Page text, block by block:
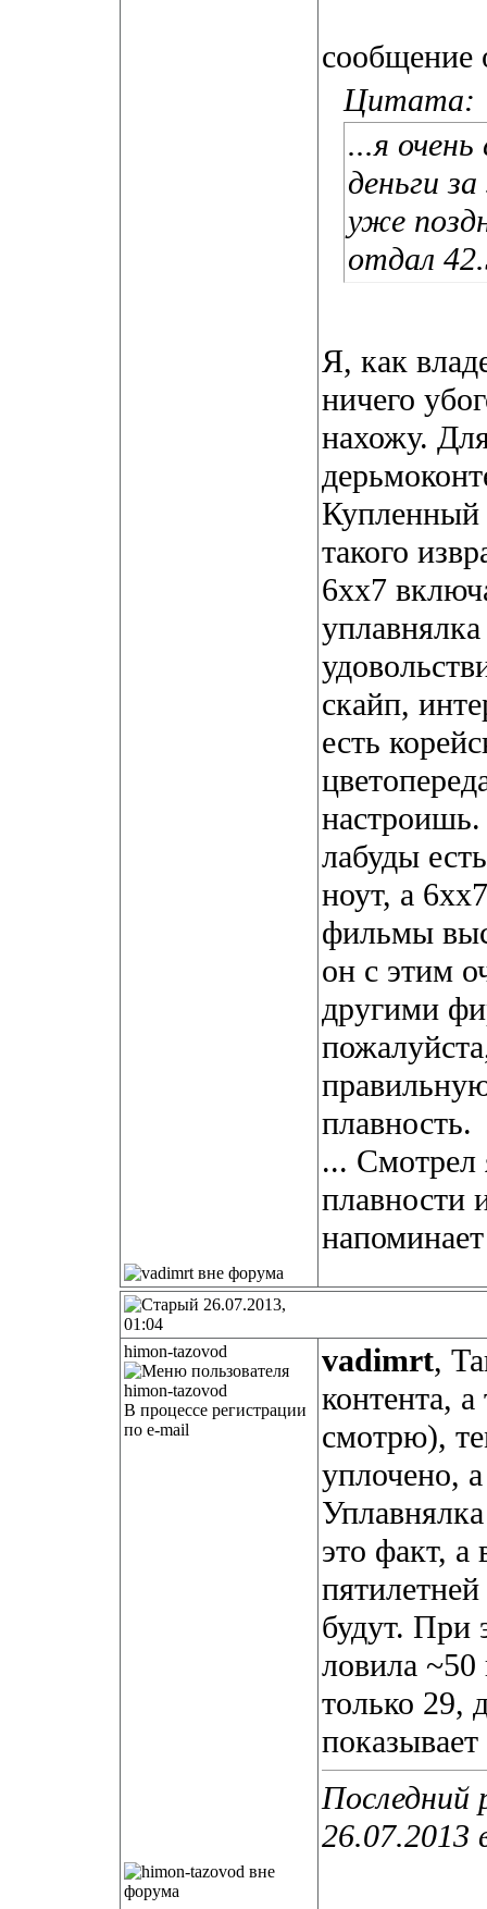
сообщение
Цитата:
...я очень
деньги
уже
отдал
Я, как
ничего
нахожу.
Купленный
такого
6хх7
скайп,
есть
лабуды
ноут, а
фильмы
он с этим
другими
плавность.
... Смотрел
плавности
26.07.2013,
01:04
himon-tazovod
В процессе регистрации
по e-mail
vadimrt,
контента,
смотрю),
уплочено,
это факт, а
будут. При
ловила
только 29,
Последний
26.07.2013